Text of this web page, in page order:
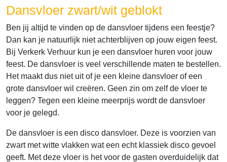
Dansvloer zwart/wit geblokt
Ben jij altijd te vinden op de dansvloer tijdens een feestje?
Dan kan je natuurlijk niet achterblijven op jouw eigen feest.
Bij Verkerk Verhuur kun je een dansvloer huren voor jouw
feest. De dansvloer is veel verschillende maten te bestellen.
Het maakt dus niet uit of je een kleine dansvloer of een
grote dansvloer wil creëren. Geen zin om zelf de vloer te
leggen? Tegen een kleine meerprijs wordt de dansvloer
voor je gelegd.
De dansvloer is een disco dansvloer. Deze is voorzien van
zwart met witte vlakken wat een echt klassiek disco gevoel
geeft. Met deze vloer is het voor de gasten overduidelijk dat